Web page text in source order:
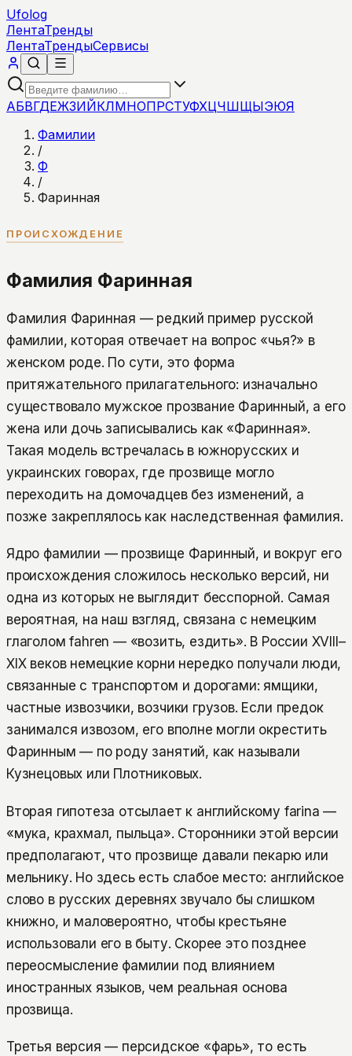
Ufolog
ЛентаТренды
ЛентаТрендыСервисы
АБВГДЕЖЗИЙКЛМНОПРСТУФХЦЧШЩЫЭЮЯ
Фамилии
/
Ф
/
Фаринная
ПРОИСХОЖДЕНИЕ
Фамилия Фаринная
Фамилия Фаринная — редкий пример русской
фамилии, которая отвечает на вопрос «чья?» в
женском роде. По сути, это форма
притяжательного прилагательного: изначально
существовало мужское прозвание Фаринный, а его
жена или дочь записывались как «Фаринная».
Такая модель встречалась в южнорусских и
украинских говорах, где прозвище могло
переходить на домочадцев без изменений, а
позже закреплялось как наследственная фамилия.
Ядро фамилии — прозвище Фаринный, и вокруг его
происхождения сложилось несколько версий, ни
одна из которых не выглядит бесспорной. Самая
вероятная, на наш взгляд, связана с немецким
глаголом fahren — «возить, ездить». В России XVIII–
XIX веков немецкие корни нередко получали люди,
связанные с транспортом и дорогами: ямщики,
частные извозчики, возчики грузов. Если предок
занимался извозом, его вполне могли окрестить
Фаринным — по роду занятий, как называли
Кузнецовых или Плотниковых.
Вторая гипотеза отсылает к английскому farina —
«мука, крахмал, пыльца». Сторонники этой версии
предполагают, что прозвище давали пекарю или
мельнику. Но здесь есть слабое место: английское
слово в русских деревнях звучало бы слишком
книжно, и маловероятно, чтобы крестьяне
использовали его в быту. Скорее это позднее
переосмысление фамилии под влиянием
иностранных языков, чем реальная основа
прозвища.
Третья версия — персидское «фарь», то есть